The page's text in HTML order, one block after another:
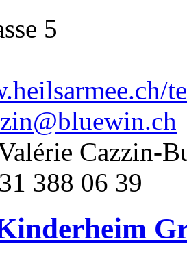
5
Cazzin-
388 06 39